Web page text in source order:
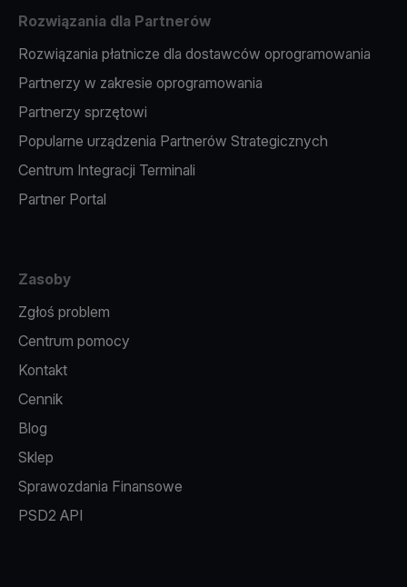
Rozwiązania dla Partnerów
Rozwiązania płatnicze dla dostawców oprogramowania
Partnerzy w zakresie oprogramowania
Partnerzy sprzętowi
Popularne urządzenia Partnerów Strategicznych
Centrum Integracji Terminali
Partner Portal
Zasoby
Zgłoś problem
Centrum pomocy
Kontakt
Cennik
Blog
Sklep
Sprawozdania Finansowe
PSD2 API